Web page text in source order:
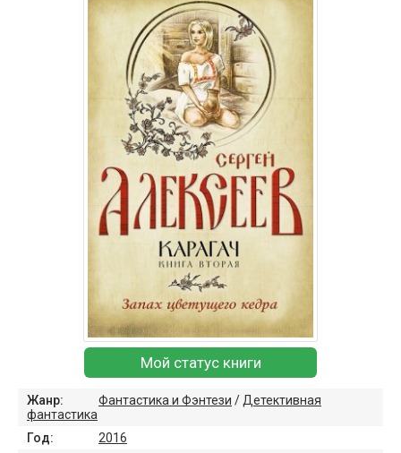
Мой статус книги
Жанр: Фантастика и Фэнтези /Детективная
фантастика
Год:
2016